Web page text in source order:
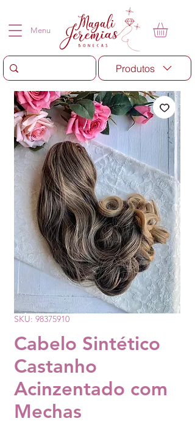
Menu
Produtos
SKU: 98375910
Cabelo Sintético
Castanho
Acinzentado com
Mechas